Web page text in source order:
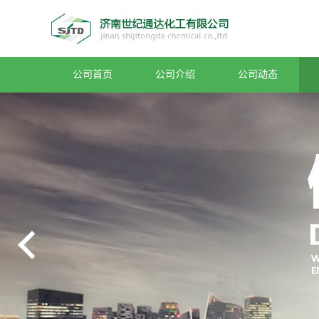
公司首页 公司介绍 公司动态